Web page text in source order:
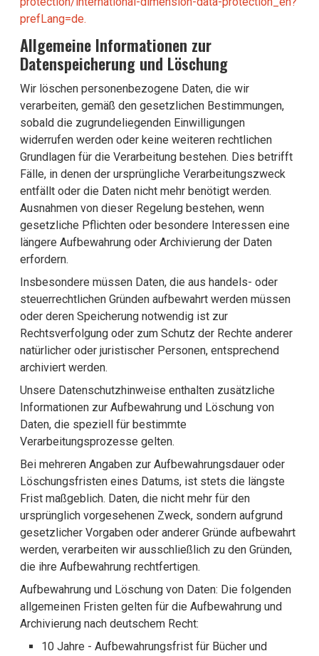
prefLang=de.
Allgemeine Informationen zur
Datenspeicherung und Löschung
Wir löschen personenbezogene Daten, die wir
verarbeiten, gemäß den gesetzlichen Bestimmungen,
sobald die zugrundeliegenden Einwilligungen
widerrufen werden oder keine weiteren rechtlichen
Grundlagen für die Verarbeitung bestehen. Dies betrifft
Fälle, in denen der ursprüngliche Verarbeitungszweck
entfällt oder die Daten nicht mehr benötigt werden.
Ausnahmen von dieser Regelung bestehen, wenn
gesetzliche Pflichten oder besondere Interessen eine
längere Aufbewahrung oder Archivierung der Daten
erfordern.
Insbesondere müssen Daten, die aus handels- oder
steuerrechtlichen Gründen aufbewahrt werden müssen
oder deren Speicherung notwendig ist zur
Rechtsverfolgung oder zum Schutz der Rechte anderer
natürlicher oder juristischer Personen, entsprechend
archiviert werden.
Unsere Datenschutzhinweise enthalten zusätzliche
Informationen zur Aufbewahrung und Löschung von
Daten, die speziell für bestimmte
Verarbeitungsprozesse gelten.
Bei mehreren Angaben zur Aufbewahrungsdauer oder
Löschungsfristen eines Datums, ist stets die längste
Frist maßgeblich. Daten, die nicht mehr für den
ursprünglich vorgesehenen Zweck, sondern aufgrund
gesetzlicher Vorgaben oder anderer Gründe aufbewahrt
werden, verarbeiten wir ausschließlich zu den Gründen,
die ihre Aufbewahrung rechtfertigen.
Aufbewahrung und Löschung von Daten: Die folgenden
allgemeinen Fristen gelten für die Aufbewahrung und
Archivierung nach deutschem Recht:
10 Jahre - Aufbewahrungsfrist für Bücher und